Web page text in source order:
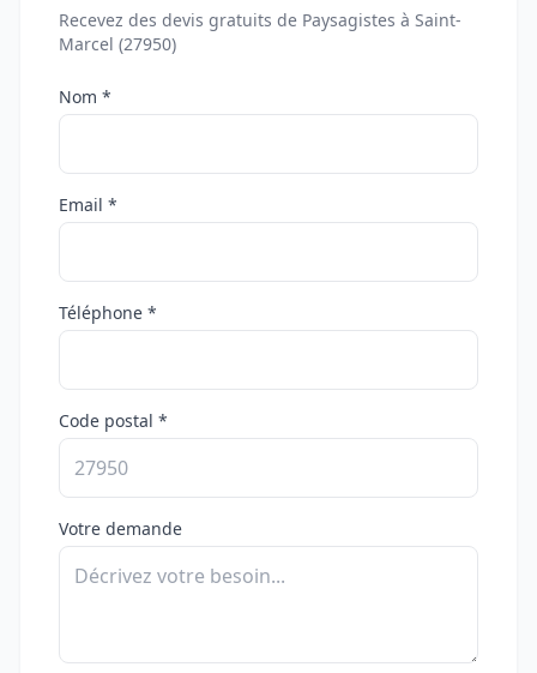
Recevez des devis gratuits de Paysagistes à Saint-
Marcel (27950)
Nom *
Email *
Téléphone *
Code postal *
Votre demande